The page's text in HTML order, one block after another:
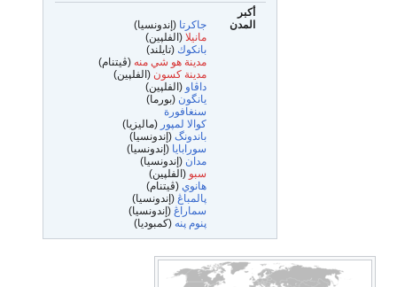
أكبر
المدن
جاكرتا (إندونسيا)
مانيلا (الفلپين)
بانكوك (تايلند)
مدينة هو شي منه (ڤيتنام)
مدينة كسون (الفلپين)
داڤاو (الفلپين)
يانگون (بورما)
سنغافورة
كوالا لمپور (ماليزيا)
باندونگ (إندونسيا)
سورابايا (إندونسيا)
مدان (إندونسيا)
سبو (الفلپين)
هانوي (ڤيتنام)
پالمباڠ (إندونسيا)
سماراڠ (إندونسيا)
پنوم پنه (كمبوديا)